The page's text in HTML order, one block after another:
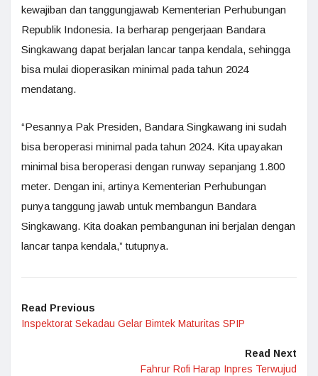
kewajiban dan tanggungjawab Kementerian Perhubungan
Republik Indonesia. Ia berharap pengerjaan Bandara
Singkawang dapat berjalan lancar tanpa kendala, sehingga
bisa mulai dioperasikan minimal pada tahun 2024
mendatang.
“Pesannya Pak Presiden, Bandara Singkawang ini sudah
bisa beroperasi minimal pada tahun 2024. Kita upayakan
minimal bisa beroperasi dengan runway sepanjang 1.800
meter. Dengan ini, artinya Kementerian Perhubungan
punya tanggung jawab untuk membangun Bandara
Singkawang. Kita doakan pembangunan ini berjalan dengan
lancar tanpa kendala,” tutupnya.
Read Previous
Inspektorat Sekadau Gelar Bimtek Maturitas SPIP
Read Next
Fahrur Rofi Harap Inpres Terwujud